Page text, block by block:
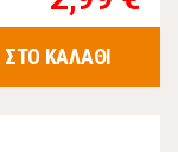
ΣΤΟ ΚΑΛΑΘΙ